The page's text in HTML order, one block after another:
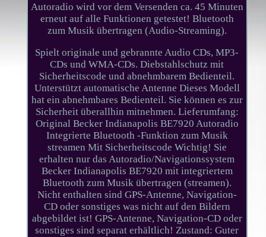
Autoradio wird vor dem Versenden ca. 45 Minuten
erneut auf alle Funktionen getestet! Bluetooth
zum Musik übertragen (Audio-Streaming).
Spielt originale und gebrannte Audio CDs, MP3-
CDs und WMA-CDs. Diebstahlschutz mit
Sicherheitscode und abnehmbarem Bedienteil.
Unterstützt automatische Antenne Dieses Modell
hat ein abnehmbares Bedienteil. Sie können es zur
Sicherheit überallhin mitnehmen. Lieferumfang:
Original Becker Indianapolis BE7920 Autoradio
Integrierte Bluetooth -Funktion zum Musik
streamen Mit Sicherheitscode Wichtig! Sie
erhalten nur das Autoradio/Navigationssystem
Becker Indianapolis BE7920 mit integriertem
Bluetooth zum Musik übertragen (streamen).
Nicht enthalten sind GPS-Antenne, Navigation-
CD oder sonstiges was nicht auf den Bildern
abgebildet ist! GPS-Antenne, Navigation-CD oder
sonstiges sind separat erhältlich! Zustand: Guter